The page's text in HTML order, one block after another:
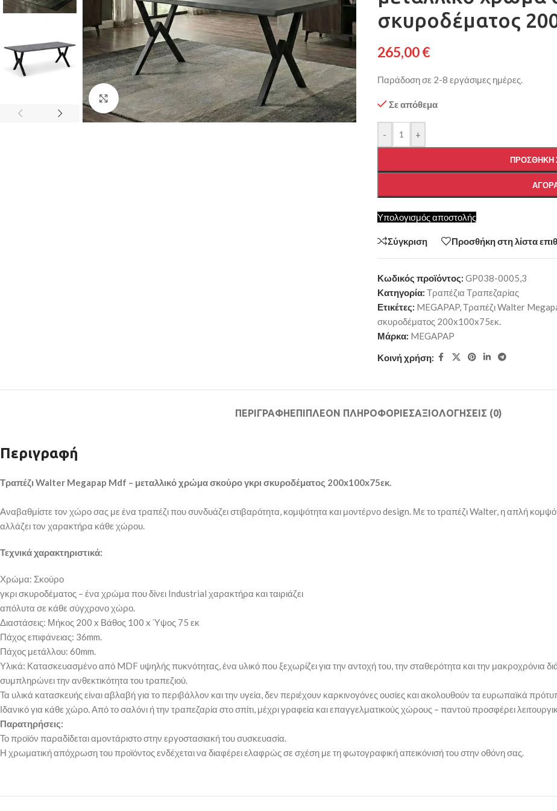
Κάντε κλικ για μεγέθυνση
σκυροδέματος
265,00€
Παράδοση σε 2-8 εργάσιμες ημέρες.
Σε απόθεμα
- +
ΠΡΟΣΘΉΚΗ
Υπολογισμός αποστολής
Σύγκριση Προσθήκη στη λίστα
Κωδικός προϊόντος: GP038-0005,3
Κατηγορία: Τραπέζια Τραπεζαρίας
Ετικέτες: MEGAPAP,Τραπέζι Walter
σκυροδέματος 200x100x75εκ.
Μάρκα: MEGAPAP
Κοινή χρήση:
ΠΕΡΙΓΡΑΦΉΕΠΙΠΛΈΟΝ ΠΛΗΡΟΦΟΡΊΕΣΑΞΙΟΛΟΓΉΣΕΙΣ (0)
Περιγραφή
Τραπέζι Walter Megapap Mdf – μεταλλικό χρώμα σκούρο γκρι σκυροδέματος 200x100x75εκ.
Αναβαθμίστε τον χώρο σας με ένα τραπέζι που συνδυάζει στιβαρότητα, κομψότητα και μοντέρνο design. Με το τραπέζι Walter, η απλή
αλλάζει τον χαρακτήρα κάθε χώρου.
Τεχνικά χαρακτηριστικά:
Χρώμα: Σκούρο
γκρι σκυροδέματος – ένα χρώμα που δίνει Industrial χαρακτήρα και ταιριάζει
απόλυτα σε κάθε σύγχρονο χώρο.
Διαστάσεις: Μήκος 200 x Βάθος 100 x Ύψος 75 εκ
Πάχος επιφάνειας: 36mm.
Πάχος μετάλλου: 60mm.
Υλικά: Κατασκευασμένο από MDF υψηλής πυκνότητας, ένα υλικό που ξεχωρίζει για την αντοχή του, την σταθερότητα και την μακροχρόνια
συμπληρώνει την ανθεκτικότητα του τραπεζιού.
Τα υλικά κατασκευής είναι αβλαβή για το περιβάλλον και την υγεία, δεν περιέχουν καρκινογόνες ουσίες και ακολουθούν τα ευρωπαϊκά
Ιδανικό για κάθε χώρο. Από το σαλόνι ή την τραπεζαρία στο σπίτι, μέχρι γραφεία και επαγγελματικούς χώρους – παντού προσφέρει
Παρατηρήσεις:
Το προϊόν παραδίδεται αμοντάριστο στην εργοστασιακή του συσκευασία.
Η χρωματική απόχρωση του προϊόντος ενδέχεται να διαφέρει ελαφρώς σε σχέση με τη φωτογραφική απεικόνισή του στην οθόνη σας.